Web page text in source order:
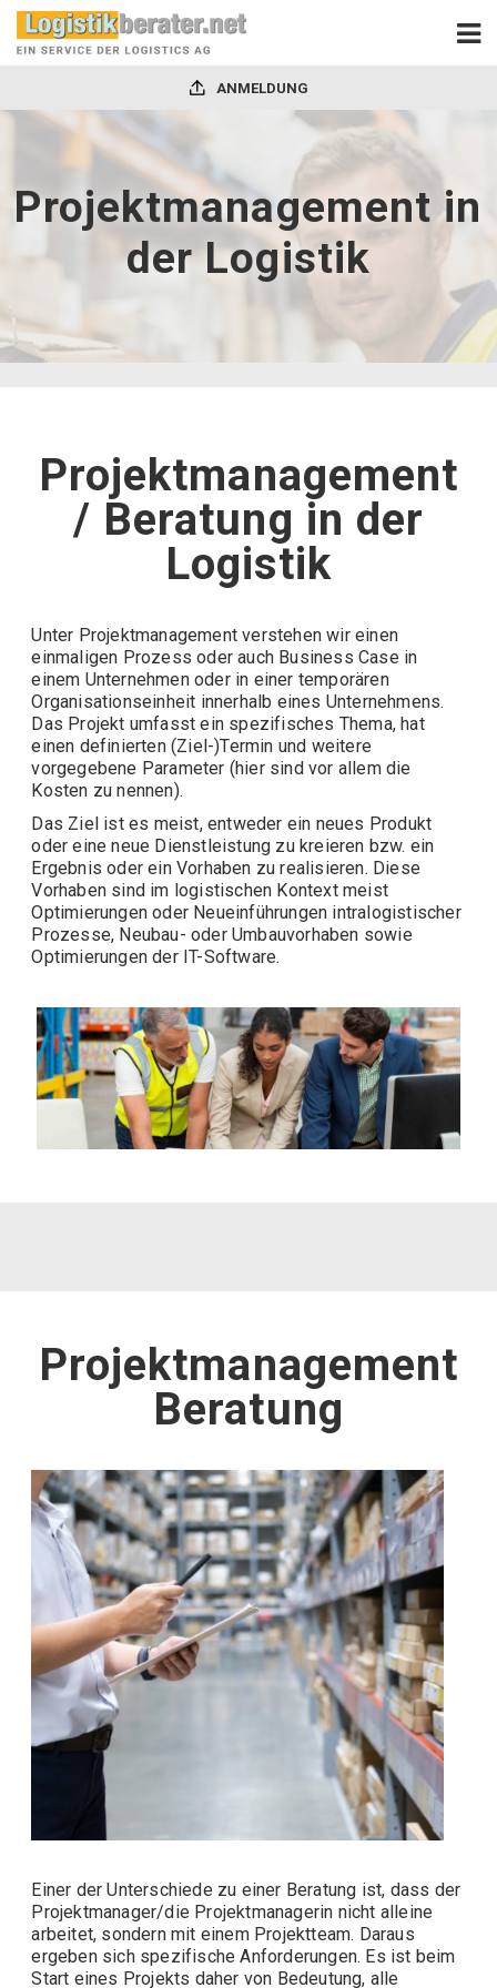
ANMELDUNG
Projektmanagement in
der Logistik
Projektmanagement
/ Beratung in der
Logistik
Unter Projektmanagement verstehen wir einen
einmaligen Prozess oder auch Business Case in
einem Unternehmen oder in einer temporären
Organisationseinheit innerhalb eines Unternehmens.
Das Projekt umfasst ein spezifisches Thema, hat
einen definierten (Ziel-)Termin und weitere
vorgegebene Parameter (hier sind vor allem die
Kosten zu nennen).
Das Ziel ist es meist, entweder ein neues Produkt
oder eine neue Dienstleistung zu kreieren bzw. ein
Ergebnis oder ein Vorhaben zu realisieren. Diese
Vorhaben sind im logistischen Kontext meist
Optimierungen oder Neueinführungen intralogistischer
Prozesse, Neubau- oder Umbauvorhaben sowie
Optimierungen der IT-Software.
Projektmanagement
Beratung
Einer der Unterschiede zu einer Beratung ist, dass der
Projektmanager/die Projektmanagerin nicht alleine
arbeitet, sondern mit einem Projektteam. Daraus
ergeben sich spezifische Anforderungen. Es ist beim
Start eines Projekts daher von Bedeutung, alle